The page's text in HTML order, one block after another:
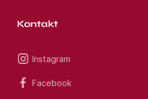
Kontakt
Instagram
Facebook